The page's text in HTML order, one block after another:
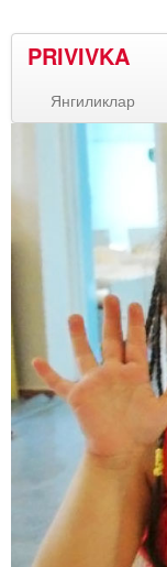
PRIVIVKA
Янгиликлар